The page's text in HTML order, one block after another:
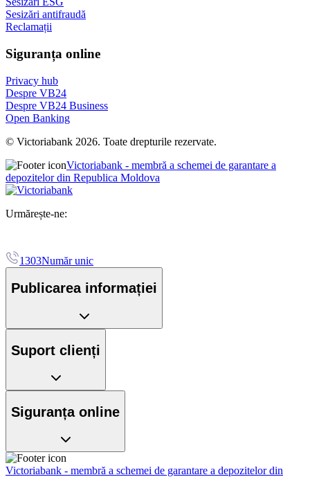
Sesizări antifraudă
Reclamații
Siguranța online
Privacy hub
Despre VB24
Despre VB24 Business
Open Banking
© Victoriabank 2026. Toate drepturile rezervate.
Victoriabank - membră a schemei de garantare a
depozitelor din Republica Moldova
Urmărește-ne:
1303Număr unic
Publicarea informației
Suport clienți
Siguranța online
Victoriabank - membră a schemei de garantare a depozitelor din